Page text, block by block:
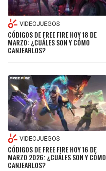
VIDEOJUEGOS
CÓDIGOS DE FREE FIRE HOY 18 DE
MARZO: ¿CUÁLES SON Y CÓMO
CANJEARLOS?
VIDEOJUEGOS
CÓDIGOS DE FREE FIRE HOY 16 DE
MARZO 2026: ¿CUÁLES SON Y CÓMO
CANJEARLOS?